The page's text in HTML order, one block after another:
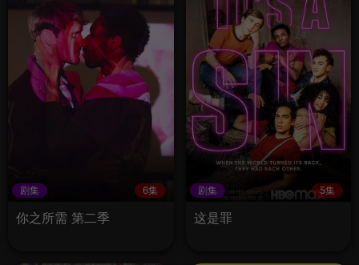
剧集 6集
你之所需 第二季
剧集 5集
这是罪